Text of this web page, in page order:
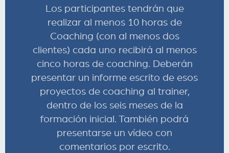
Los participantes tendrán que
realizar al menos 10 horas de
Coaching (con al menos dos
clientes) cada uno recibirá al menos
cinco horas de coaching. Deberán
presentar un informe escrito de esos
proyectos de coaching al trainer,
dentro de los seis meses de la
formación inicial. También podrá
presentarse un vídeo con
comentarios por escrito.